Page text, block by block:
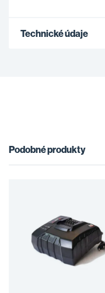
Technické údaje
Podobné produkty